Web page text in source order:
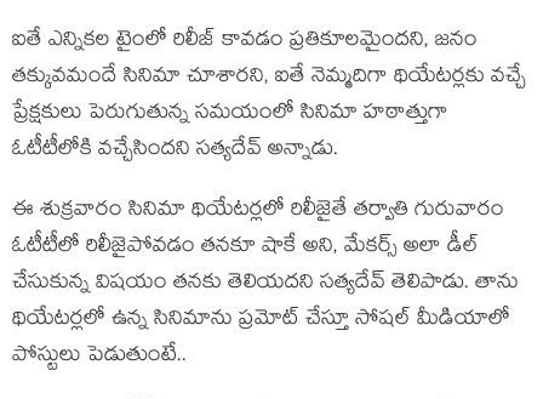
ఐతే ఎన్నిక‌ల టైంలో రిలీజ్ కావ‌డం ప్ర‌తికూల‌మైంద‌ని, జ‌నం
త‌క్కువ‌మందే సినిమా చూశార‌ని, ఐతే నెమ్మ‌దిగా థియేట‌ర్ల‌కు వ‌చ్చే
ప్రేక్ష‌కులు పెరుగుతున్న స‌మ‌యంలో సినిమా హ‌ఠాత్తుగా
ఓటీటీలోకి వ‌చ్చేసింద‌ని స‌త్య‌దేవ్ అన్నాడు.
ఈ శుక్ర‌వారం సినిమా థియేట‌ర్ల‌లో రిలీజైతే త‌ర్వాతి గురువారం
ఓటీటీలో రిలీజైపోవ‌డం త‌న‌కూ షాకే అని, మేక‌ర్స్ అలా డీల్
చేసుకున్న విష‌యం త‌న‌కు తెలియ‌ద‌ని స‌త్య‌దేవ్ తెలిపాడు. తాను
థియేట‌ర్ల‌లో ఉన్న సినిమాను ప్ర‌మోట్ చేస్తూ సోష‌ల్ మీడియాలో
పోస్టులు పెడుతుంటే..